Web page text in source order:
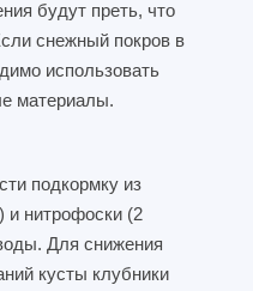
будут преть, что
снежный покров в
использовать
материалы.
подкормку из
и нитрофоски (2
Для снижения
кусты клубники